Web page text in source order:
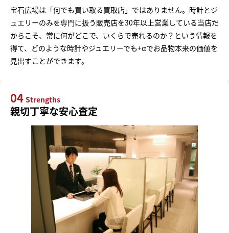
宝石広場は「何でも買い取る買取店」ではありません。時計とジ
ュエリーのみを専門に扱う販売店を30年以上営業している当店だ
からこそ、常に何がどこで、いくらで売れるのか？という情報を
得て、どのような時計やジュエリーでも+αでお品物本来の価値を
見出すことができます。
04 Strengths
親切丁寧な安心査定